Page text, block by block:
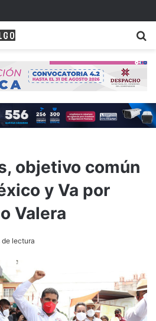
objetivo común
y Va por
Valera
de lectura